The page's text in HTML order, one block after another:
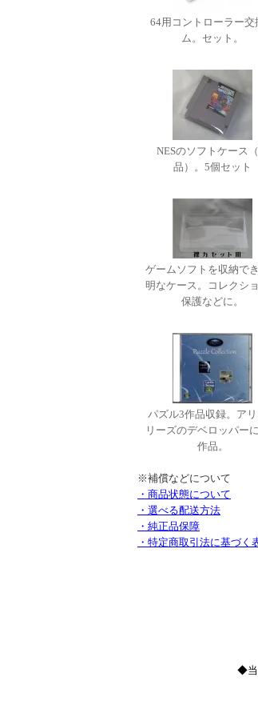
64用コントローラー交
ム。セット。
NESのソフトケース
品）。5個セット
ゲームソフトを収納で
明なケース。コレクシ
保護などに。
パズル3作品収録。ア
リーズのデベロッパー
作品。
※補償などについて
・商品状態について
・選べる配送方法
・純正品保障
・特定商取引法に基づく
◆当